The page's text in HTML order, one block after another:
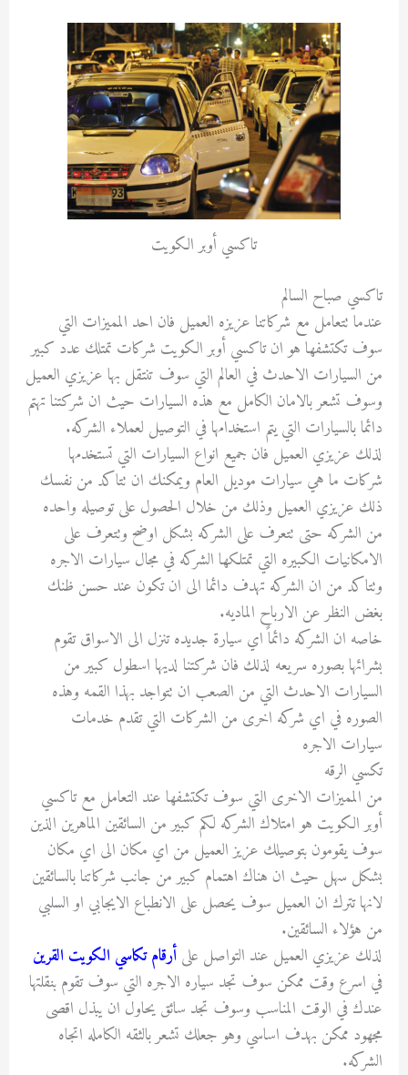
تاكسي أوبر الكويت
تاكسي صباح السالم
عندما تتعامل مع شركاتنا عزيزه العميل فان احد المميزات التي
سوف تكتشفها هو ان تاكسي أوبر الكويت شركات تمتلك عدد كبير
من السيارات الاحدث في العالم التي سوف تنتقل بها عزيزي العميل
وسوف تشعر بالامان الكامل مع هذه السيارات حيث ان شركتنا تهتم
دائما بالسيارات التي يتم استخدامها في التوصيل لعملاء الشركه.
لذلك عزيزي العميل فان جميع انواع السيارات التي تستخدمها
شركات ما هي سيارات موديل العام ويمكنك ان تتاكد من نفسك
ذلك عزيزي العميل وذلك من خلال الحصول على توصيله واحده
من الشركه حتى تتعرف على الشركه بشكل اوضح وتتعرف على
الامكانيات الكبيره التي تمتلكها الشركه في مجال سيارات الاجره
وتتاكد من ان الشركه تهدف دائما الى ان تكون عند حسن ظنك
بغض النظر عن الارباح الماديه.
خاصه ان الشركه دائماً اي سيارة جديده تنزل الى الاسواق تقوم
بشرائها بصوره سريعه لذلك فان شركتنا لديها اسطول كبير من
السيارات الاحدث التي من الصعب ان تتواجد بهذا القمه وهذه
الصوره في اي شركه اخرى من الشركات التي تقدم خدمات
سيارات الاجره
تكسي الرقه
من المميزات الاخرى التي سوف تكتشفها عند التعامل مع تاكسي
أوبر الكويت هو امتلاك الشركه لكم كبير من السائقين الماهرين الذين
سوف يقومون بتوصيلك عزيز العميل من اي مكان الى اي مكان
بشكل سهل حيث ان هناك اهتمام كبير من جانب شركاتنا بالسائقين
لانها تترك ان العميل سوف يحصل على الانطباع الايجابي او السلبي
من هؤلاء السائقين.
لذلك عزيزي العميل عند التواصل علىأرقام تكاسي الكويت القرين
في اسرع وقت ممكن سوف تجد سياره الاجره التي سوف تقوم بنقلتها
عندك في الوقت المناسب وسوف تجد سائق يحاول ان يبذل اقصى
مجهود ممكن بهدف اساسي وهو جعلك تشعر بالثقه الكامله اتجاه
الشركه.